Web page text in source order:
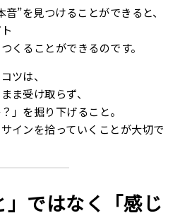
”を見つけることができると、
くることができるのです。
ツは、
ま受け取らず、
」を掘り下げること。
インを拾っていくことが大切で
」ではなく「感じ